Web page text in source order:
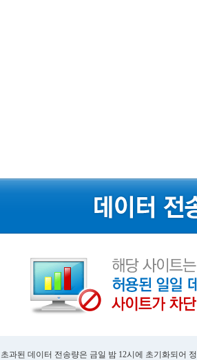
초과된 데이터 전송량은 금일 밤 12시에 초기화되어